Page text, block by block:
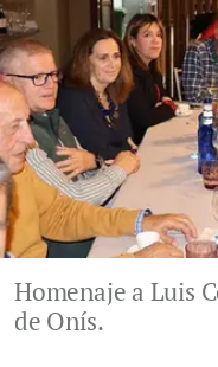
Homenaje a Luis
de Onís.